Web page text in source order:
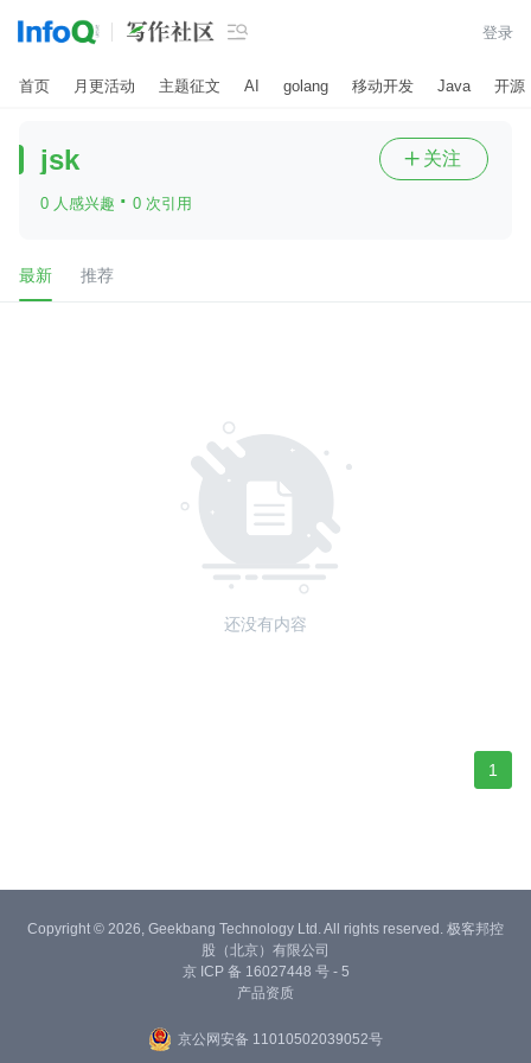
 登录
首页 月更活动 主题征文 AI golang 移动开发 Java 开源
jsk
0 人感兴趣 · 0 次引用
 关注
最新 推荐
还没有内容
1
Copyright © 2026, Geekbang Technology Ltd. All rights reserved. 极客邦控
股（北京）有限公司
京 ICP 备 16027448 号 - 5
产品资质
京公网安备 11010502039052号